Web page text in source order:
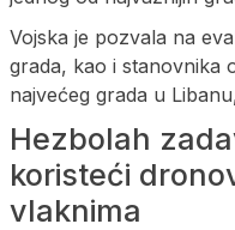
Vojska je pozvala na
grada, kao i stanovnika
najvećeg grada u
Hezbolah
koristeći
vlaknima